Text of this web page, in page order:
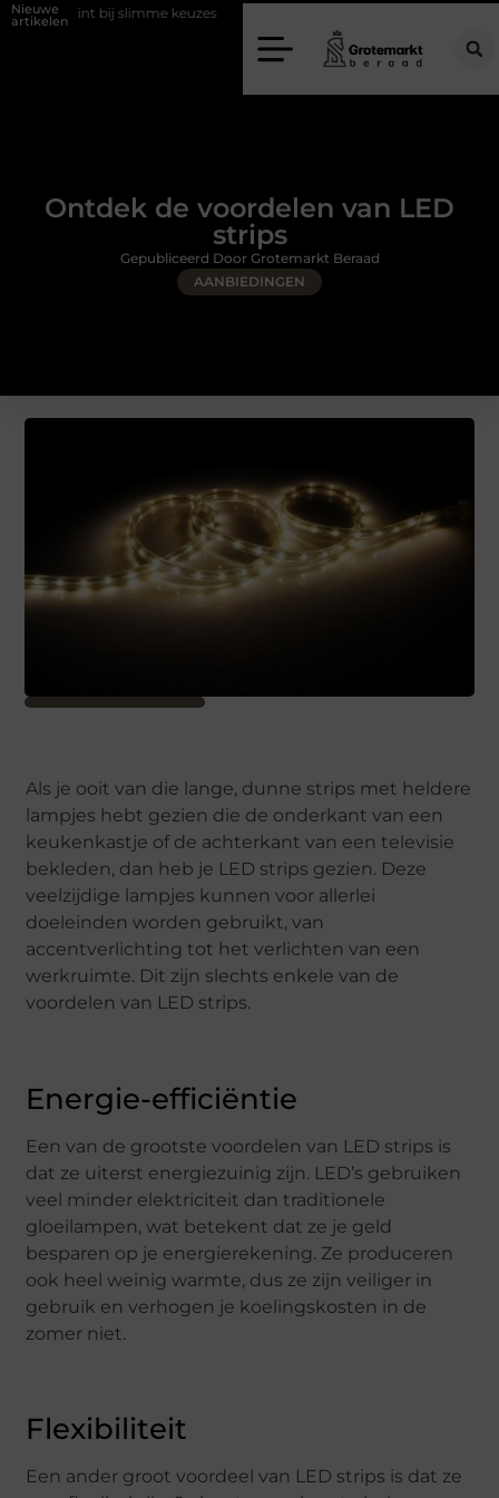
Nieuwe
artikelenkeuzes Waarom kiezen voor een rijschool in Utrecht?
Ontdek de voordelen van LED
strips
AANBIEDINGEN
Gepubliceerd Door Grotemarkt Beraad
Als je ooit van die lange, dunne strips met heldere
lampjes hebt gezien die de onderkant van een
keukenkastje of de achterkant van een televisie
bekleden, dan heb je LED strips gezien. Deze
veelzijdige lampjes kunnen voor allerlei
doeleinden worden gebruikt, van
accentverlichting tot het verlichten van een
werkruimte. Dit zijn slechts enkele van de
voordelen van LED strips.
Energie-efficiëntie
Een van de grootste voordelen van LED strips is
dat ze uiterst energiezuinig zijn. LED’s gebruiken
veel minder elektriciteit dan traditionele
gloeilampen, wat betekent dat ze je geld
besparen op je energierekening. Ze produceren
ook heel weinig warmte, dus ze zijn veiliger in
gebruik en verhogen je koelingskosten in de
zomer niet.
Flexibiliteit
Een ander groot voordeel van LED strips is dat ze